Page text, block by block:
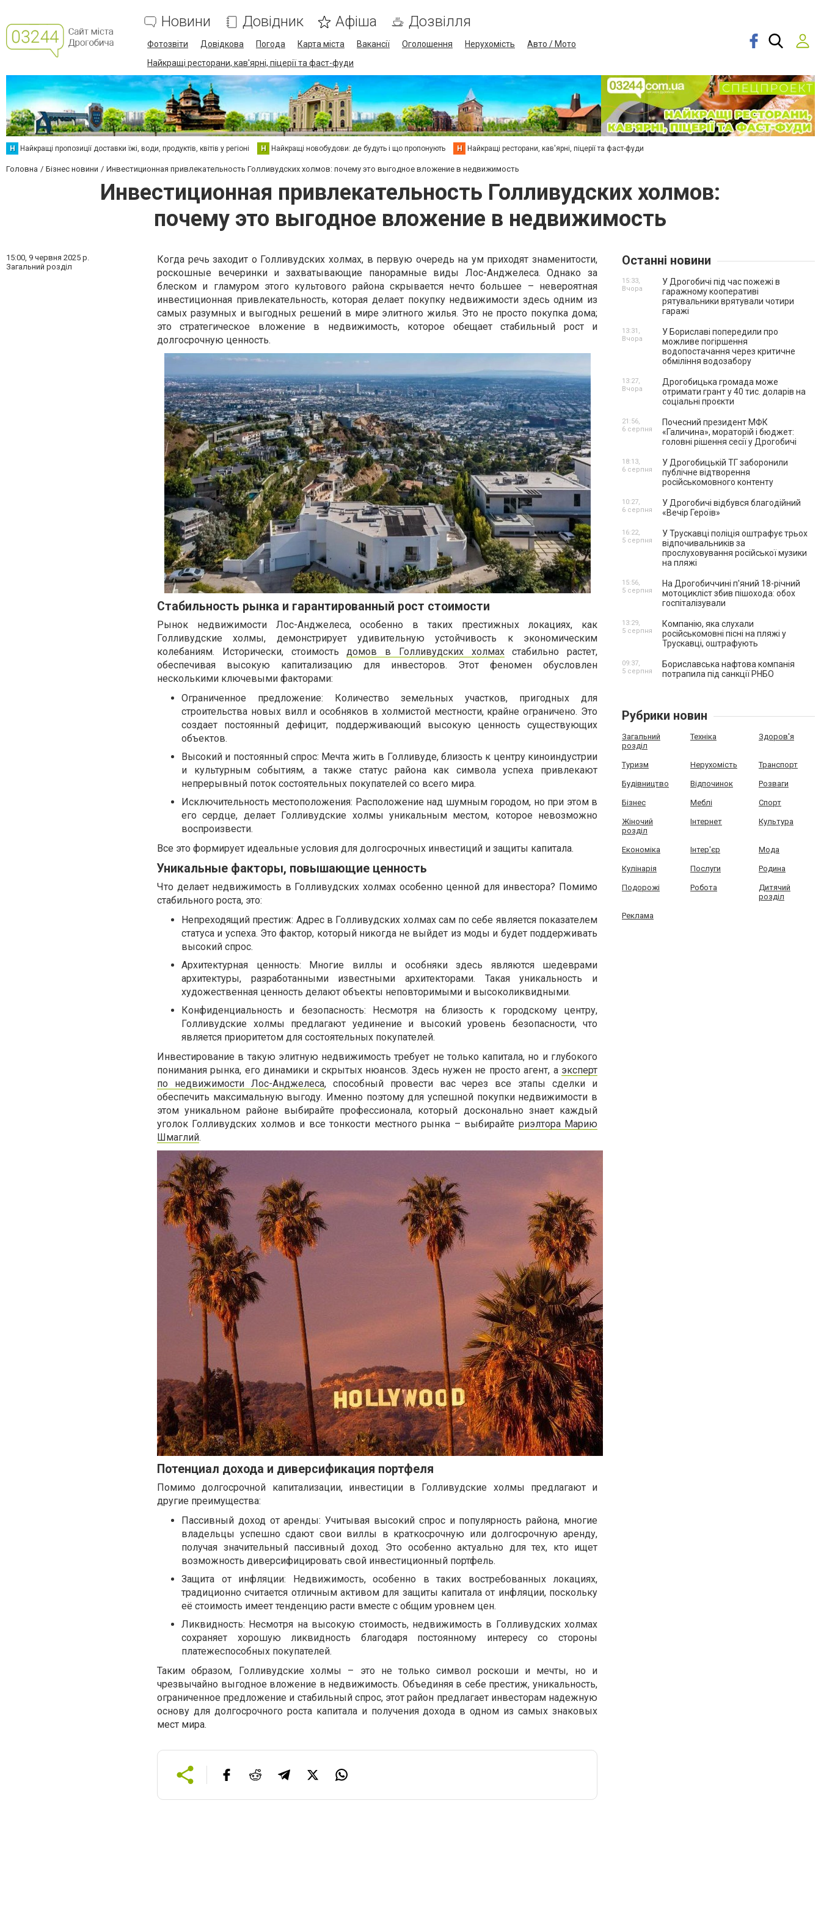
Новини Довідник Афіша Дозвілля
Фотозвіти Довідкова Погода Карта міста Вакансії Оголошення Нерухомість
Авто / Мото
Найкращі ресторани, кав'ярні, піцерії та фаст-фуди
Н Найкращі пропозиції доставки їжі, води, продуктів, квітів у регіоні Н Найкращі новобудови: де будуть і що пропонують Н Найкращі ресторани, кав'ярні, піцерії та фаст-фуди
Головна Бізнес новини Инвестиционная привлекательность Голливудских холмов: почему это выгодное вложение в недвижимость
Инвестиционная привлекательность Голливудских холмов:
почему это выгодное вложение в недвижимость
15:00, 9 червня 2025 р.
Загальний розділ
Когда речь заходит о Голливудских холмах, в первую очередь на ум приходят знаменитости,
роскошные вечеринки и захватывающие панорамные виды Лос-Анджелеса. Однако за
блеском и гламуром этого культового района скрывается нечто большее – невероятная
инвестиционная привлекательность, которая делает покупку недвижимости здесь одним из
самых разумных и выгодных решений в мире элитного жилья. Это не просто покупка дома;
это стратегическое вложение в недвижимость, которое обещает стабильный рост и
долгосрочную ценность.
Стабильность рынка и гарантированный рост стоимости
Рынок недвижимости Лос-Анджелеса, особенно в таких престижных локациях, как
Голливудские холмы, демонстрирует удивительную устойчивость к экономическим
колебаниям. Исторически, стоимостьдомов в Голливудских холмахстабильно растет,
обеспечивая высокую капитализацию для инвесторов. Этот феномен обусловлен
несколькими ключевыми факторами:
Ограниченное предложение: Количество земельных участков, пригодных для
строительства новых вилл и особняков в холмистой местности, крайне ограничено. Это
создает постоянный дефицит, поддерживающий высокую ценность существующих
объектов.
Высокий и постоянный спрос: Мечта жить в Голливуде, близость к центру киноиндустрии
и культурным событиям, а также статус района как символа успеха привлекают
непрерывный поток состоятельных покупателей со всего мира.
Исключительность местоположения: Расположение над шумным городом, но при этом в
его сердце, делает Голливудские холмы уникальным местом, которое невозможно
воспроизвести.
Все это формирует идеальные условия для долгосрочных инвестиций и защиты капитала.
Уникальные факторы, повышающие ценность
Что делает недвижимость в Голливудских холмах особенно ценной для инвестора? Помимо
стабильного роста, это:
Непреходящий престиж: Адрес в Голливудских холмах сам по себе является показателем
статуса и успеха. Это фактор, который никогда не выйдет из моды и будет поддерживать
высокий спрос.
Архитектурная ценность: Многие виллы и особняки здесь являются шедеврами
архитектуры, разработанными известными архитекторами. Такая уникальность и
художественная ценность делают объекты неповторимыми и высоколиквидными.
Конфиденциальность и безопасность: Несмотря на близость к городскому центру,
Голливудские холмы предлагают уединение и высокий уровень безопасности, что
является приоритетом для состоятельных покупателей.
Инвестирование в такую элитную недвижимость требует не только капитала, но и глубокого
понимания рынка, его динамики и скрытых нюансов. Здесь нужен не просто агент, а эксперт
по недвижимости Лос-Анджелеса, способный провести вас через все этапы сделки и
обеспечить максимальную выгоду. Именно поэтому для успешной покупки недвижимости в
этом уникальном районе выбирайте профессионала, который досконально знает каждый
уголок Голливудских холмов и все тонкости местного рынка – выбирайте риэлтора Марию
Шмаглий.
Потенциал дохода и диверсификация портфеля
Помимо долгосрочной капитализации, инвестиции в Голливудские холмы предлагают и
другие преимущества:
Пассивный доход от аренды: Учитывая высокий спрос и популярность района, многие
владельцы успешно сдают свои виллы в краткосрочную или долгосрочную аренду,
получая значительный пассивный доход. Это особенно актуально для тех, кто ищет
возможность диверсифицировать свой инвестиционный портфель.
Защита от инфляции: Недвижимость, особенно в таких востребованных локациях,
традиционно считается отличным активом для защиты капитала от инфляции, поскольку
её стоимость имеет тенденцию расти вместе с общим уровнем цен.
Ликвидность: Несмотря на высокую стоимость, недвижимость в Голливудских холмах
сохраняет хорошую ликвидность благодаря постоянному интересу со стороны
платежеспособных покупателей.
Таким образом, Голливудские холмы – это не только символ роскоши и мечты, но и
чрезвычайно выгодное вложение в недвижимость. Объединяя в себе престиж, уникальность,
ограниченное предложение и стабильный спрос, этот район предлагает инвесторам надежную
основу для долгосрочного роста капитала и получения дохода в одном из самых знаковых
мест мира.
Останні новини
У Дрогобичі під час пожежі в
гаражному кооперативі
рятувальники врятували чотири
гаражі
15:33,
Вчора
У Бориславі попередили про
можливе погіршення
водопостачання через критичне
обміління водозабору
13:31,
Вчора
Дрогобицька громада може
отримати грант у 40 тис. доларів на
соціальні проєкти
13:27,
Вчора
Почесний президент МФК
«Галичина», мораторій і бюджет:
головні рішення сесії у Дрогобичі
21:56,
6 серпня
У Дрогобицькій ТГ заборонили
публічне відтворення
російськомовного контенту
18:13,
6 серпня
У Дрогобичі відбувся благодійний
«Вечір Героїв»
10:27,
6 серпня
У Трускавці поліція оштрафує трьох
відпочивальників за
прослуховування російської музики
на пляжі
16:22,
5 серпня
На Дрогобиччині п'яний 18-річний
мотоцикліст збив пішохода: обох
госпіталізували
15:56,
5 серпня
Компанію, яка слухали
російськомовні пісні на пляжі у
Трускавці, оштрафують
13:29,
5 серпня
Бориславська нафтова компанія
потрапила під санкції РНБО
09:37,
5 серпня
Рубрики новин
Загальний
розділ
Техніка Здоров'я
Туризм Нерухомість Транспорт
Будівництво Відпочинок Розваги
Бізнес Меблі Спорт
Жіночий
розділ
Інтернет Культура
Економіка Інтер'єр Мода
Кулінарія Послуги Родина
Подорожі Робота
Дитячий
розділ
Реклама